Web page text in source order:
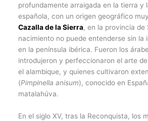
profundamente arraigada en la tierra y
española, con un origen geográfico
Cazalla de la Sierra, en la provincia de
nacimiento no puede entenderse sin la
en la península ibérica. Fueron los
introdujeron y perfeccionaron el arte
el alambique, y quienes cultivaron
(Pimpinella anisum), conocido en
matalahúva.
En el siglo XV, tras la Reconquista, los